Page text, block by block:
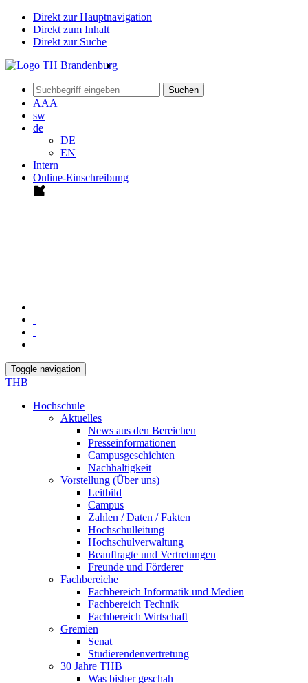
Direkt zur Hauptnavigation
Direkt zum Inhalt
Direkt zur Suche
Suchen
AAA
sw
de
DE
EN
Intern
Online-Einschreibung
Toggle navigation
THB
Hochschule
Aktuelles
News aus den Bereichen
Presseinformationen
Campusgeschichten
Nachhaltigkeit
Vorstellung (Über uns)
Leitbild
Campus
Zahlen / Daten / Fakten
Hochschulleitung
Hochschulverwaltung
Beauftragte und Vertretungen
Freunde und Förderer
Fachbereiche
Fachbereich Informatik und Medien
Fachbereich Technik
Fachbereich Wirtschaft
Gremien
Senat
Studierendenvertretung
30 Jahre THB
Was bisher geschah